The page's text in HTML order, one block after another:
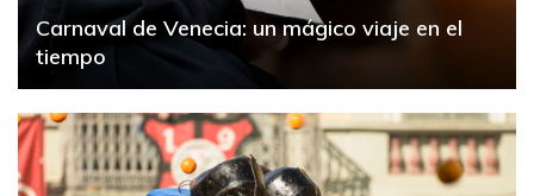
Carnaval de Venecia: un mágico viaje en el
tiempo